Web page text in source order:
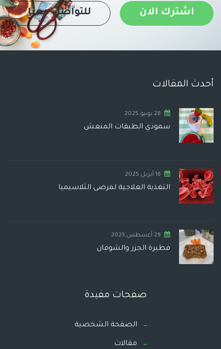
اشترك الان للتواصل معنا
أحدث المقالات
28 يونيو,2025
سموذي الطبقات المنعش
16 أبريل,2025
التغذية العلاجية لمرضى الثلاسيميا
29 أغسطس,2023
فطيرة الجزر والشوفان
صفحات مفيدة
الصفحة الشخصية
مقالات